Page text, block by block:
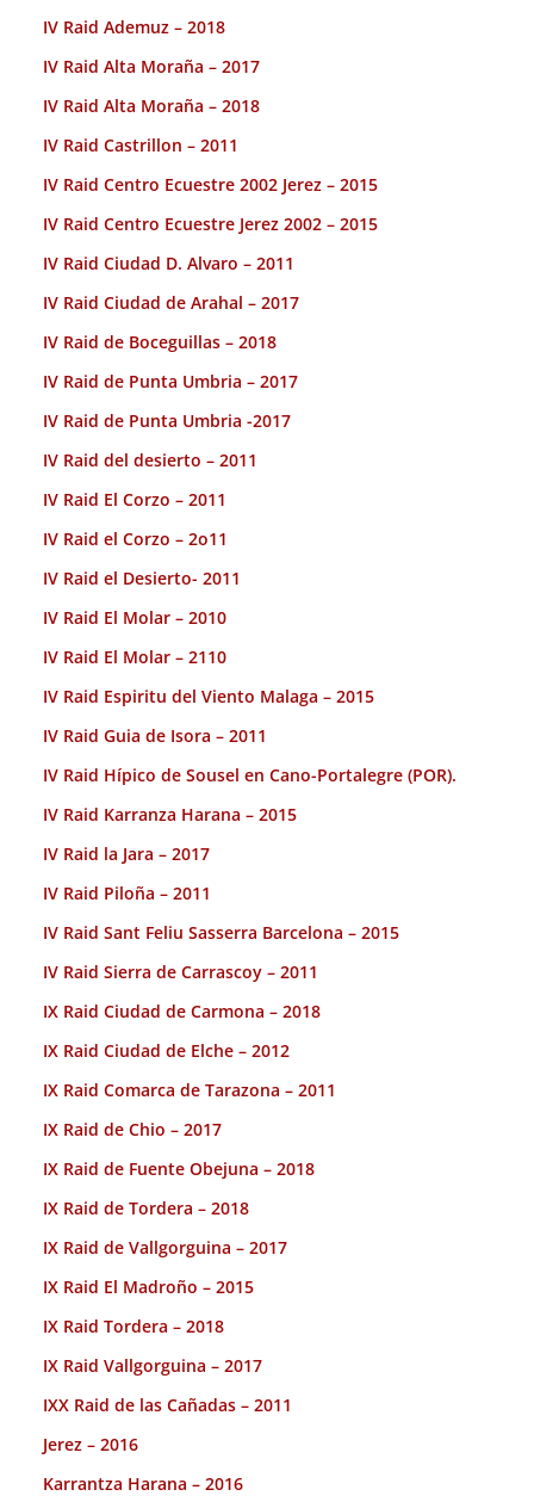
IV Raid Ademuz – 2018
IV Raid Alta Moraña – 2017
IV Raid Alta Moraña – 2018
IV Raid Castrillon – 2011
IV Raid Centro Ecuestre 2002 Jerez – 2015
IV Raid Centro Ecuestre Jerez 2002 – 2015
IV Raid Ciudad D. Alvaro – 2011
IV Raid Ciudad de Arahal – 2017
IV Raid de Boceguillas – 2018
IV Raid de Punta Umbria – 2017
IV Raid de Punta Umbria -2017
IV Raid del desierto – 2011
IV Raid El Corzo – 2011
IV Raid el Corzo – 2o11
IV Raid el Desierto- 2011
IV Raid El Molar – 2010
IV Raid El Molar – 2110
IV Raid Espiritu del Viento Malaga – 2015
IV Raid Guia de Isora – 2011
IV Raid Hípico de Sousel en Cano-Portalegre (POR).
IV Raid Karranza Harana – 2015
IV Raid la Jara – 2017
IV Raid Piloña – 2011
IV Raid Sant Feliu Sasserra Barcelona – 2015
IV Raid Sierra de Carrascoy – 2011
IX Raid Ciudad de Carmona – 2018
IX Raid Ciudad de Elche – 2012
IX Raid Comarca de Tarazona – 2011
IX Raid de Chio – 2017
IX Raid de Fuente Obejuna – 2018
IX Raid de Tordera – 2018
IX Raid de Vallgorguina – 2017
IX Raid El Madroño – 2015
IX Raid Tordera – 2018
IX Raid Vallgorguina – 2017
IXX Raid de las Cañadas – 2011
Jerez – 2016
Karrantza Harana – 2016